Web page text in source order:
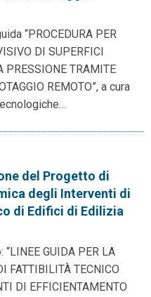
“PROCEDURA PER
DI SUPERFICI
PRESSIONE TRAMITE
REMOTO”, a cura
del Progetto di
degli Interventi di
di Edifici di Edilizia
GUIDA PER LA
FATTIBILITÀ TECNICO
DI EFFICIENTAMENTO